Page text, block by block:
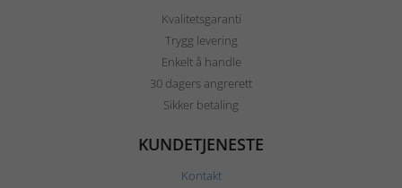
Kvalitetsgaranti
Trygg levering
Enkelt å handle
30 dagers angrerett
Sikker betaling
KUNDETJENESTE
Kontakt